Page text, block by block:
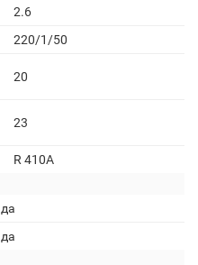
2.6
220/1/50
20
23
R 410A
да
да